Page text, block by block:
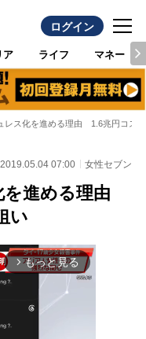
ログイン
ア ライフ マネー
レス化を進める理由 1.6兆円コス
2019.05.04 07:00 女性セブン
を進める理由
い
arrow_forward_ios もっと見る